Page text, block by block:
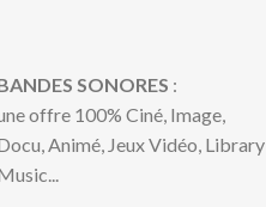
SONORES :
offre 100% Ciné, Image,
Animé, Jeux Vidéo, Library